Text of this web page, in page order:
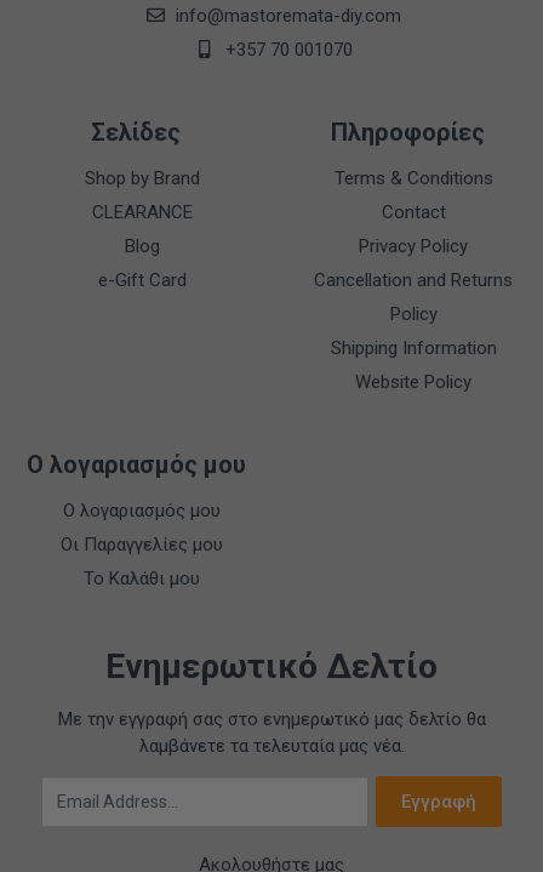
info@mastoremata-diy.com
+357 70 001070
Σελίδες
Shop by Brand
CLEARANCE
Blog
e-Gift Card
Πληροφορίες
Terms & Conditions
Contact
Privacy Policy
Cancellation and Returns
Policy
Shipping Information
Website Policy
Ο λογαριασμός μου
Ο λογαριασμός μου
Οι Παραγγελίες μου
Το Καλάθι μου
Ενημερωτικό Δελτίο
Με την εγγραφή σας στο ενημερωτικό μας δελτίο θα
λαμβάνετε τα τελευταία μας νέα.
Email Address
Εγγραφή
Ακολουθήστε μας